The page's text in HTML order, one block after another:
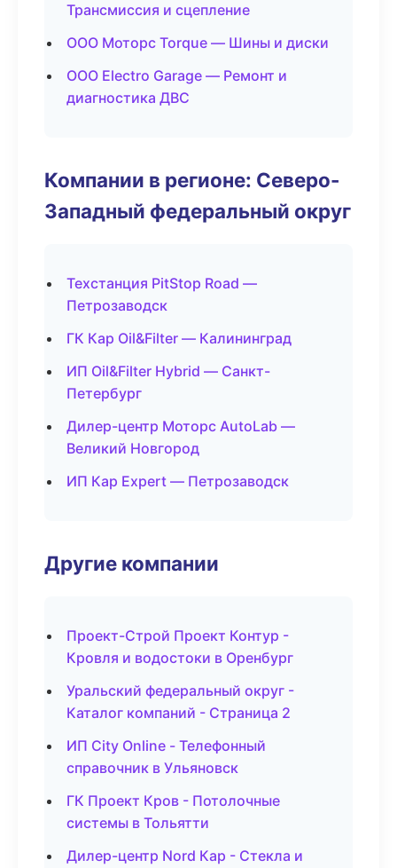
Трансмиссия и сцепление
ООО Моторс Torque — Шины и диски
ООО Electro Garage — Ремонт и
диагностика ДВС
Компании в регионе: Северо-
Западный федеральный округ
Техстанция PitStop Road —
Петрозаводск
ГК Кар Oil&Filter — Калининград
ИП Oil&Filter Hybrid — Санкт-
Петербург
Дилер-центр Моторс AutoLab —
Великий Новгород
ИП Кар Expert — Петрозаводск
Другие компании
Проект-Строй Проект Контур -
Кровля и водостоки в Оренбург
Уральский федеральный округ -
Каталог компаний - Страница 2
ИП City Online - Телефонный
справочник в Ульяновск
ГК Проект Кров - Потолочные
системы в Тольятти
Дилер-центр Nord Кар - Стекла и